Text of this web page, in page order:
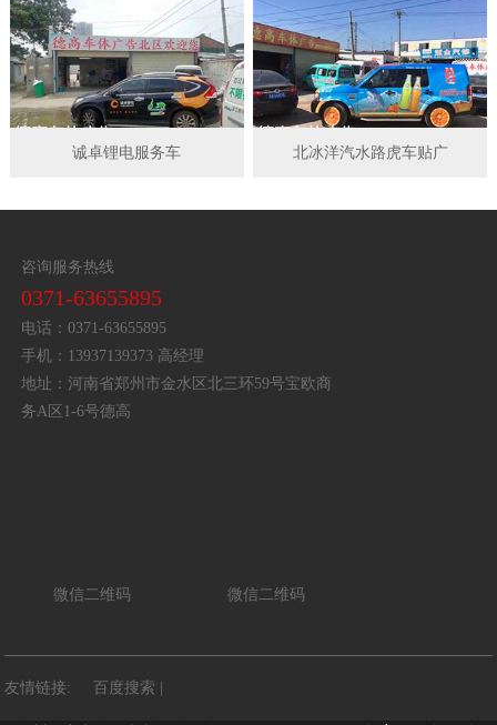
诚卓锂电服务车 北冰洋汽水路虎车贴广
咨询服务热线
0371-63655895
电话：0371-63655895
手机：13937139373 高经理
地址：河南省郑州市金水区北三环59号宝欧商
务A区1-6号德高
微信二维码 微信二维码
友情链接: 百度搜索